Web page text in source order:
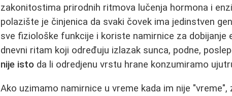
zakonitostima prirodnih ritmova lučenja hormona i
polazište je činjenica da svaki čovek ima jedinstven
sve fiziološke funkcije i koriste namirnice za dobijanje
dnevni ritam koji određuju izlazak sunca, podne,
nije isto da li odredjenu vrstu hrane konzumiramo
Ako uzimamo namirnice u vreme kada im nije